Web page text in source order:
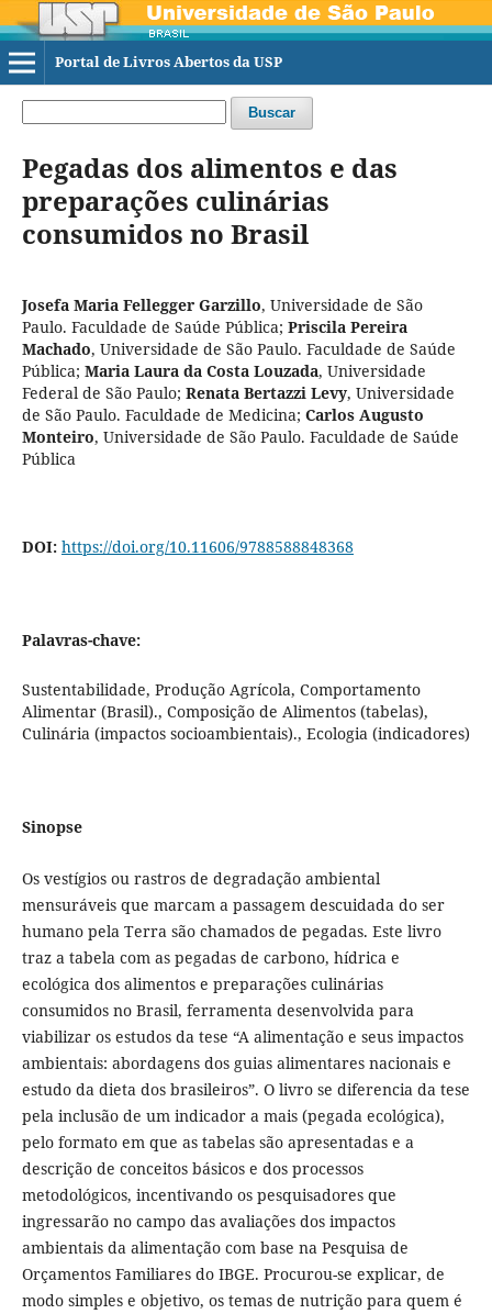
Portal de Livros Abertos da USP
Buscar
Pegadas dos alimentos e das
preparações culinárias
consumidos no Brasil
Josefa Maria Fellegger Garzillo, Universidade de São
Paulo. Faculdade de Saúde Pública; Priscila Pereira
Machado, Universidade de São Paulo. Faculdade de Saúde
Pública; Maria Laura da Costa Louzada, Universidade
Federal de São Paulo; Renata Bertazzi Levy, Universidade
de São Paulo. Faculdade de Medicina; Carlos Augusto
Monteiro, Universidade de São Paulo. Faculdade de Saúde
Pública
DOI: https://doi.org/10.11606/9788588848368
Palavras-chave:
Sustentabilidade, Produção Agrícola, Comportamento
Alimentar (Brasil)., Composição de Alimentos (tabelas),
Culinária (impactos socioambientais)., Ecologia (indicadores)
Sinopse
Os vestígios ou rastros de degradação ambiental
mensuráveis que marcam a passagem descuidada do ser
humano pela Terra são chamados de pegadas. Este livro
traz a tabela com as pegadas de carbono, hídrica e
ecológica dos alimentos e preparações culinárias
consumidos no Brasil, ferramenta desenvolvida para
viabilizar os estudos da tese “A alimentação e seus impactos
ambientais: abordagens dos guias alimentares nacionais e
estudo da dieta dos brasileiros”. O livro se diferencia da tese
pela inclusão de um indicador a mais (pegada ecológica),
pelo formato em que as tabelas são apresentadas e a
descrição de conceitos básicos e dos processos
metodológicos, incentivando os pesquisadores que
ingressarão no campo das avaliações dos impactos
ambientais da alimentação com base na Pesquisa de
Orçamentos Familiares do IBGE. Procurou-se explicar, de
modo simples e objetivo, os temas de nutrição para quem é